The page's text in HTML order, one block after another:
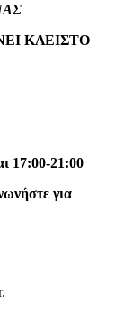
ΚΛΕΙΣΤΟ
17:00-21:00
για